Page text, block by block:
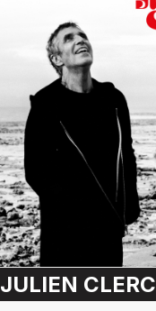
JULIEN CLERC